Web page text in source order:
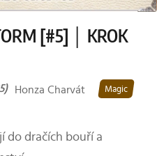
[#5] │ KROK
Honza Charvát Magic
do dračích bouří a